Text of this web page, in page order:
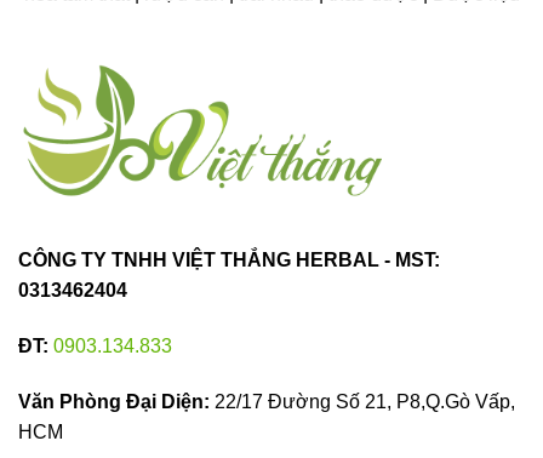
CÔNG TY TNHH VIỆT THẮNG HERBAL - MST:
0313462404
ĐT: 0903.134.833
Văn Phòng Đại Diện: 22/17 Đường Số 21, P8,Q.Gò Vấp,
HCM